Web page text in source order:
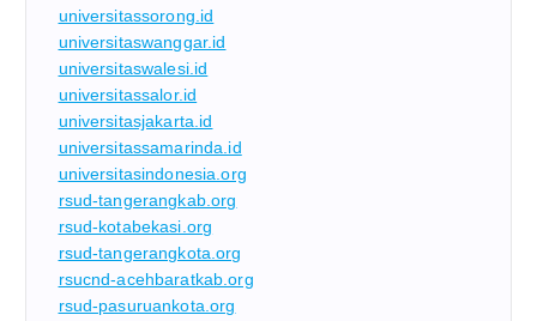
universitassorong.id
universitaswanggar.id
universitaswalesi.id
universitassalor.id
universitasjakarta.id
universitassamarinda.id
universitasindonesia.org
rsud-tangerangkab.org
rsud-kotabekasi.org
rsud-tangerangkota.org
rsucnd-acehbaratkab.org
rsud-pasuruankota.org